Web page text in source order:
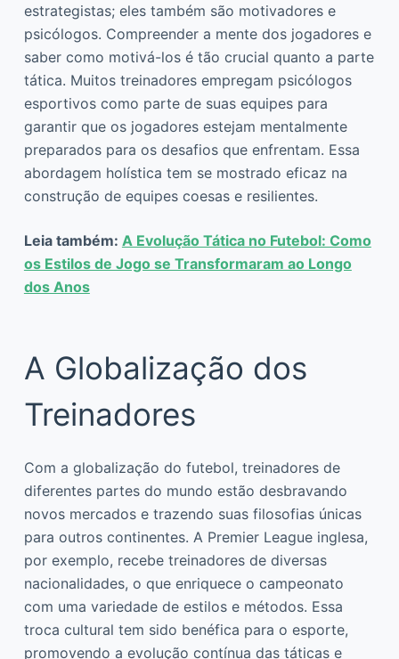
estrategistas; eles também são motivadores e
psicólogos. Compreender a mente dos jogadores e
saber como motivá-los é tão crucial quanto a parte
tática. Muitos treinadores empregam psicólogos
esportivos como parte de suas equipes para
garantir que os jogadores estejam mentalmente
preparados para os desafios que enfrentam. Essa
abordagem holística tem se mostrado eficaz na
construção de equipes coesas e resilientes.
Leia também: A Evolução Tática no Futebol: Como
os Estilos de Jogo se Transformaram ao Longo
dos Anos
A Globalização dos
Treinadores
Com a globalização do futebol, treinadores de
diferentes partes do mundo estão desbravando
novos mercados e trazendo suas filosofias únicas
para outros continentes. A Premier League inglesa,
por exemplo, recebe treinadores de diversas
nacionalidades, o que enriquece o campeonato
com uma variedade de estilos e métodos. Essa
troca cultural tem sido benéfica para o esporte,
promovendo a evolução contínua das táticas e